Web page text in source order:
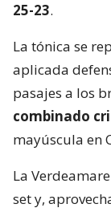
25-23.
La tónica se
aplicada
pasajes a los
combinado
mayúscula en
La
set y,